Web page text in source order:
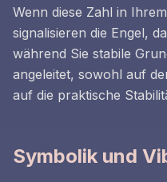
Wenn diese Zahl in
signalisieren die Engel,
während Sie stabile
angeleitet, sowohl auf
auf die praktische
Symbolik und